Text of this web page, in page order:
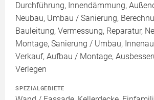
Durchführung, Innendämmung,
Neubau, Umbau / Sanierung,
Bauleitung, Vermessung, Reparatur,
Montage, Sanierung / Umbau,
Verkauf, Aufbau / Montage,
Verlegen
SPEZIALGEBIETE